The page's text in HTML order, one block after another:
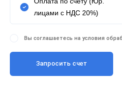
лицами с НДС 20%)
Вы соглашаетесь на условия